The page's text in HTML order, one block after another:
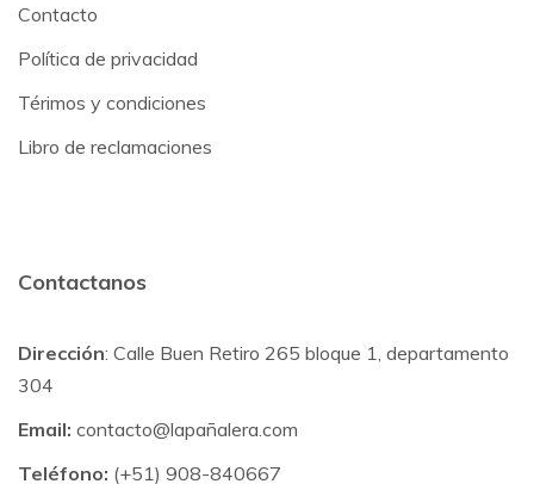
Contacto
Política de privacidad
Térimos y condiciones
Libro de reclamaciones
Contactanos
Dirección: Calle Buen Retiro 265 bloque 1, departamento
304
Email: contacto@lapañalera.com
Teléfono: (+51) 908-840667